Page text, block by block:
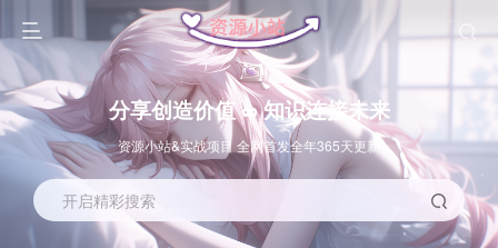
分享创造价值 ∞ 知识连接未来
资源小站&实战项目 全网首发全年365天更新
开启精彩搜索